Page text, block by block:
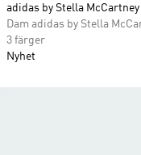
adidas by Stella
Dam adidas by Stella
3 färger
Nyhet